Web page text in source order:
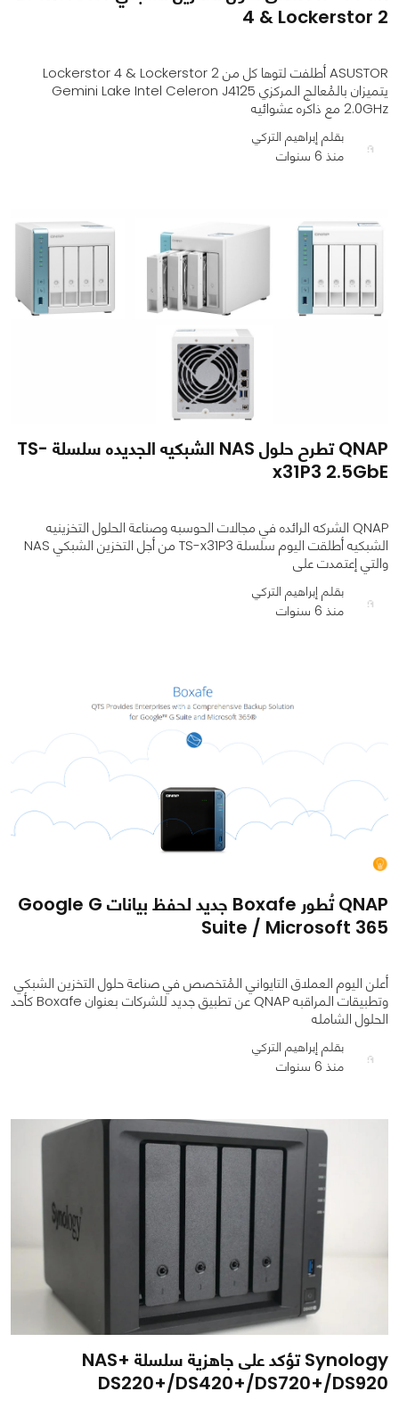
1385
4 & Lockerstor 2
ASUSTOR أطلفت لتوها كل من Lockerstor 4 & Lockerstor 2
يتميزان بالمُعالج المركزي Gemini Lake Intel Celeron J4125
2.0GHz مع ذاكره عشوائيه
بقلم إبراهيم التركي
منذ 6 سنوات
1440
QNAP تطرح حلول NAS الشبكيه الجديده سلسلة TS-
x31P3 2.5GbE
QNAP الشركه الرائده في مجالات الحوسبه وصناعة الحلول التخزينيه
الشبكيه أطلقت اليوم سلسلة TS-x31P3 من أجل التخزين الشبكي NAS
والتي إعتمدت على
بقلم إبراهيم التركي
منذ 6 سنوات
973
QNAP تُطور Boxafe جديد لحفظ بيانات Google G
Suite / Microsoft 365
أعلن اليوم العملاق التايواني المُتخصص في صناعة حلول التخزين الشبكي
وتطبيقات المراقبه QNAP عن تطبيق جديد للشركات بعنوان Boxafe كأحد
الحلول الشامله
بقلم إبراهيم التركي
منذ 6 سنوات
Synology تؤكد على جاهزية سلسلة +NAS
DS220+/DS420+/DS720+/DS920